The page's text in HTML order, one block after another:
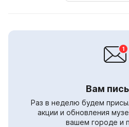
Вам
Раз в неделю будем
акции и обновления
вашем городе и